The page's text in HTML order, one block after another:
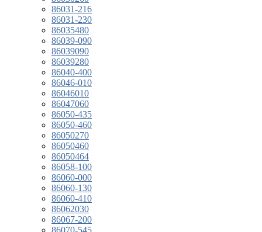
86031-216
86031-230
86035480
86039-090
86039090
86039280
86040-400
86046-010
86046010
86047060
86050-435
86050-460
86050270
86050460
86050464
86058-100
86060-000
86060-130
86060-410
86062030
86067-200
86070-545